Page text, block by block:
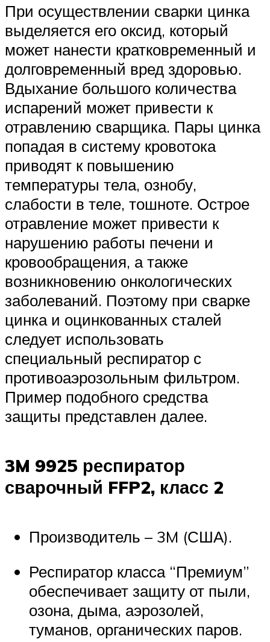
При осуществлении сварки цинка
выделяется его оксид, который
может нанести кратковременный и
долговременный вред здоровью.
Вдыхание большого количества
испарений может привести к
отравлению сварщика. Пары цинка
попадая в систему кровотока
приводят к повышению
температуры тела, ознобу,
слабости в теле, тошноте. Острое
отравление может привести к
нарушению работы печени и
кровообращения, а также
возникновению онкологических
заболеваний. Поэтому при сварке
цинка и оцинкованных сталей
следует использовать
специальный респиратор с
противоаэрозольным фильтром.
Пример подобного средства
защиты представлен далее.
3M 9925 респиратор
сварочный FFP2, класс 2
Производитель – 3M (США).
Респиратор класса “Премиум”
обеспечивает защиту от пыли,
озона, дыма, аэрозолей,
туманов, органических паров.